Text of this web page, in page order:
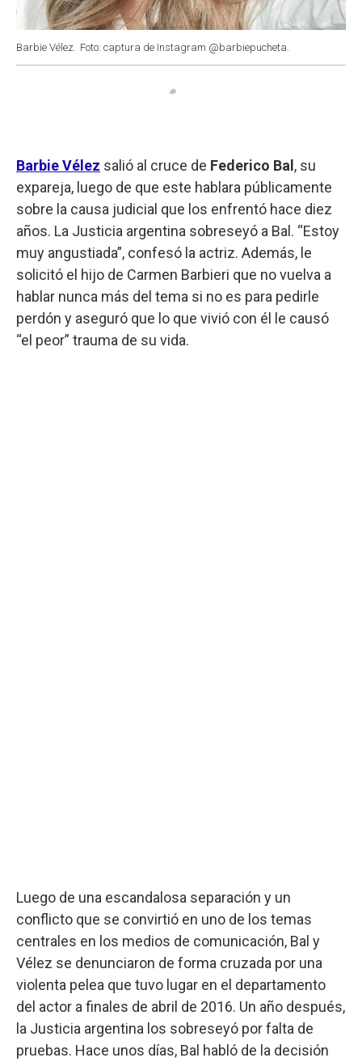
Barbie Vélez. Foto: captura de Instagram @barbiepucheta.
Barbie Vélez salió al cruce de Federico Bal , su
expareja, luego de que este hablara públicamente
sobre la causa judicial que los enfrentó hace diez
años. La Justicia argentina sobreseyó a Bal. “Estoy
muy angustiada”, confesó la actriz. Además, le
solicitó el hijo de Carmen Barbieri que no vuelva a
hablar nunca más del tema si no es para pedirle
perdón y aseguró que lo que vivió con él le causó
“el peor” trauma de su vida.
Luego de una escandalosa separación y un
conflicto que se convirtió en uno de los temas
centrales en los medios de comunicación, Bal y
Vélez se denunciaron de forma cruzada por una
violenta pelea que tuvo lugar en el departamento
del actor a finales de abril de 2016. Un año después,
la Justicia argentina los sobreseyó por falta de
pruebas. Hace unos días, Bal habló de la decisión